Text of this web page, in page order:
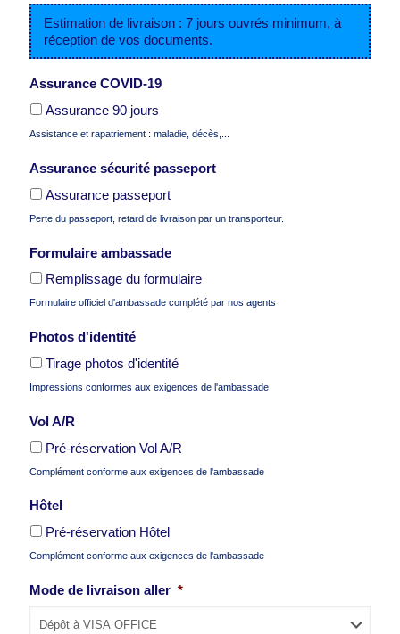
JJ
slash
MM
slash
AAAA
Estimation de livraison : 7 jours ouvrés minimum, à
réception de vos documents.
Assurance COVID-19
Assurance 90 jours
Assistance et rapatriement : maladie, décès,...
Assurance sécurité passeport
Assurance passeport
Perte du passeport, retard de livraison par un transporteur.
Formulaire ambassade
Remplissage du formulaire
Formulaire officiel d'ambassade complété par nos agents
Photos d'identité
Tirage photos d'identité
Impressions conformes aux exigences de l'ambassade
Vol A/R
Pré-réservation Vol A/R
Complément conforme aux exigences de l'ambassade
Hôtel
Pré-réservation Hôtel
Complément conforme aux exigences de l'ambassade
Mode de livraison aller *